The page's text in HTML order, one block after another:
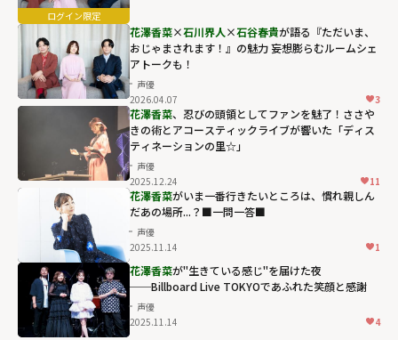
花澤香菜×石川界人×石谷春貴が語る『ただいま、
おじゃまされます！』の魅力 妄想膨らむルームシェ
アトークも！
声優
2026.04.07
3
花澤香菜、忍びの頭領としてファンを魅了！ささや
きの術とアコースティックライブが響いた「ディス
ティネーションの里☆」
声優
2025.12.24
11
花澤香菜がいま一番行きたいところは、慣れ親しん
だあの場所...？■一問一答■
声優
2025.11.14
1
花澤香菜が"生きている感じ"を届けた夜
──Billboard Live TOKYOであふれた笑顔と感謝
声優
2025.11.14
4